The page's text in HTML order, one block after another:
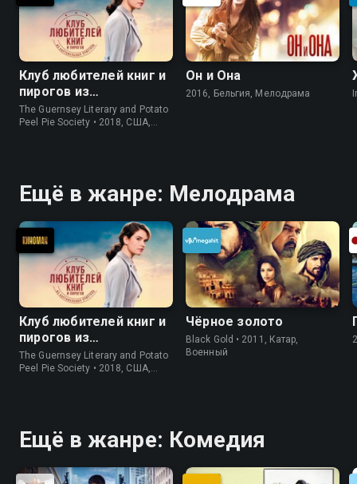
Клуб любителей книг и
пирогов из
картофельных
очистков
The Guernsey Literary and Potato
Peel Pie Society • 2018, США,
Он и Она
2016, Бельгия, Мелодрама
Ещё в жанре: Мелодрама
Клуб любителей книг и
пирогов из
картофельных
очистков
The Guernsey Literary and Potato
Peel Pie Society • 2018, США,
Чёрное золото
Black Gold • 2011, Катар,
Военный
Ещё в жанре: Комедия